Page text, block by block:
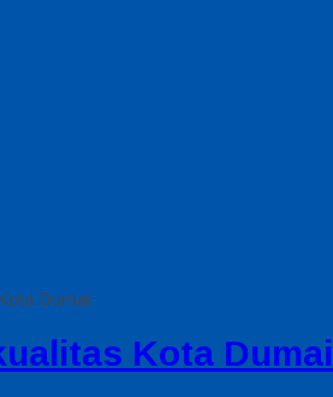
Dumai
Kota Dumai